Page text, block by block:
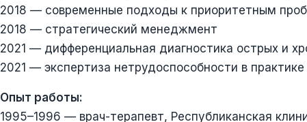
2018 — современные подходы к приоритетным
2018 — стратегический менеджмент
2021 — дифференциальная диагностика острых и
2021 — экспертиза нетрудоспособности в
Опыт работы:
1995–1996 — врач-терапевт, Республиканская